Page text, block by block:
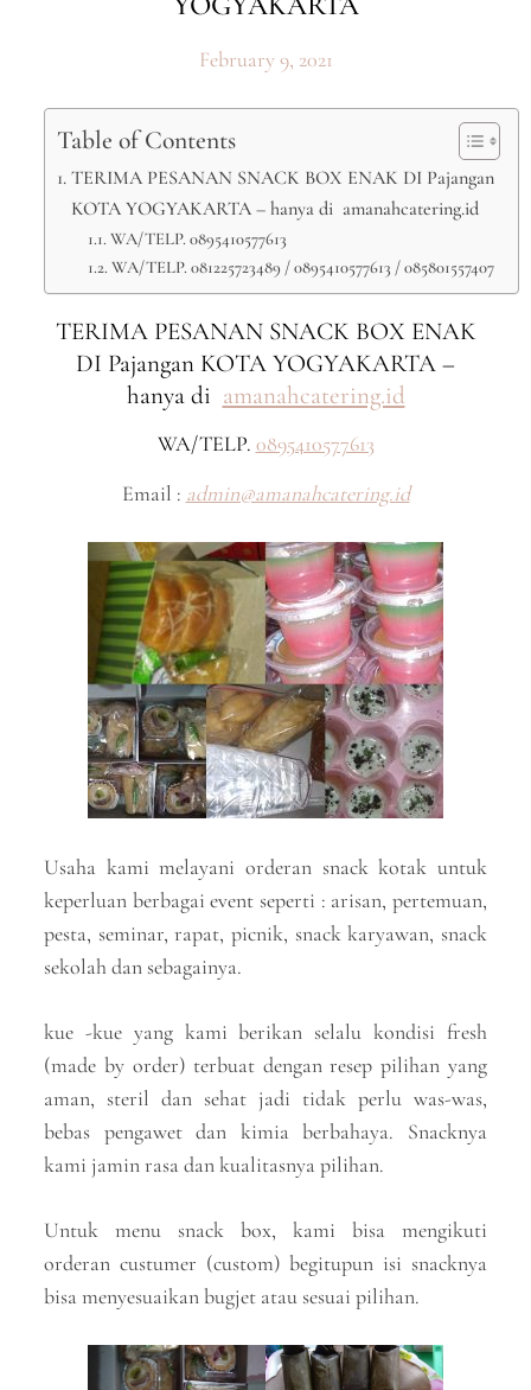
February 9, 2021
Table of Contents
TERIMA PESANAN SNACK BOX ENAK DI Pajangan
KOTA YOGYAKARTA – hanya di amanahcatering.id
WA/TELP. 0895410577613
WA/TELP. 081225723489 / 0895410577613 / 085801557407
TERIMA PESANAN SNACK BOX ENAK
DI Pajangan KOTA YOGYAKARTA –
hanya di amanahcatering.id
WA/TELP. 0895410577613
Email : admin@amanahcatering.id
Usaha kami melayani orderan snack kotak untuk
keperluan berbagai event seperti : arisan, pertemuan,
pesta, seminar, rapat, picnik, snack karyawan, snack
sekolah dan sebagainya.
kue -kue yang kami berikan selalu kondisi fresh
(made by order) terbuat dengan resep pilihan yang
aman, steril dan sehat jadi tidak perlu was-was,
bebas pengawet dan kimia berbahaya. Snacknya
kami jamin rasa dan kualitasnya pilihan.
Untuk menu snack box, kami bisa mengikuti
orderan custumer (custom) begitupun isi snacknya
bisa menyesuaikan bugjet atau sesuai pilihan.